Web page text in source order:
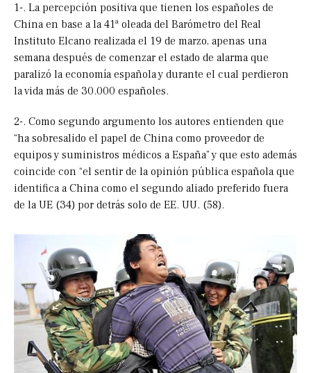
1-. La percepción positiva que tienen los españoles de
China en base a la 41ª oleada del Barómetro del Real
Instituto Elcano realizada el 19 de marzo, apenas una
semana después de comenzar el estado de alarma que
paralizó la economía española y durante el cual perdieron
la vida más de 30.000 españoles.
2-. Como segundo argumento los autores entienden que
“ha sobresalido el papel de China como proveedor de
equipos y suministros médicos a España” y que esto además
coincide con “el sentir de la opinión pública española que
identifica a China como el segundo aliado preferido fuera
de la UE (34) por detrás solo de EE. UU. (58).